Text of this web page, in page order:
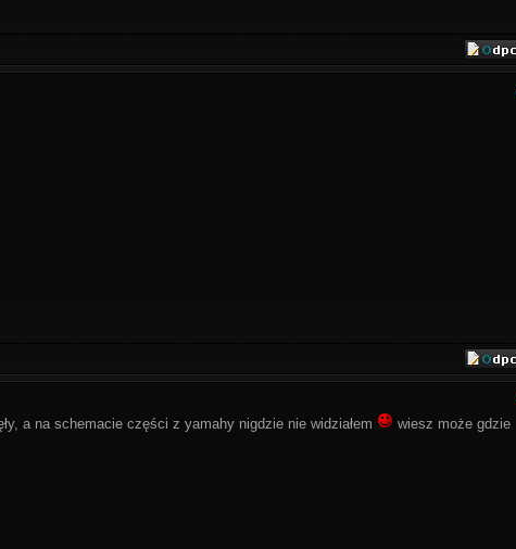
a na schemacie części z yamahy nigdzie nie widziałem
wiesz może gdzie